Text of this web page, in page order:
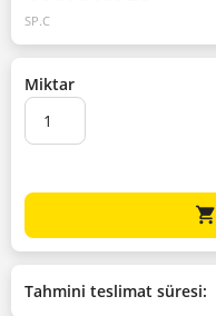
SP.C
Miktar
shopping_cart
Tahmini teslimat süresi: